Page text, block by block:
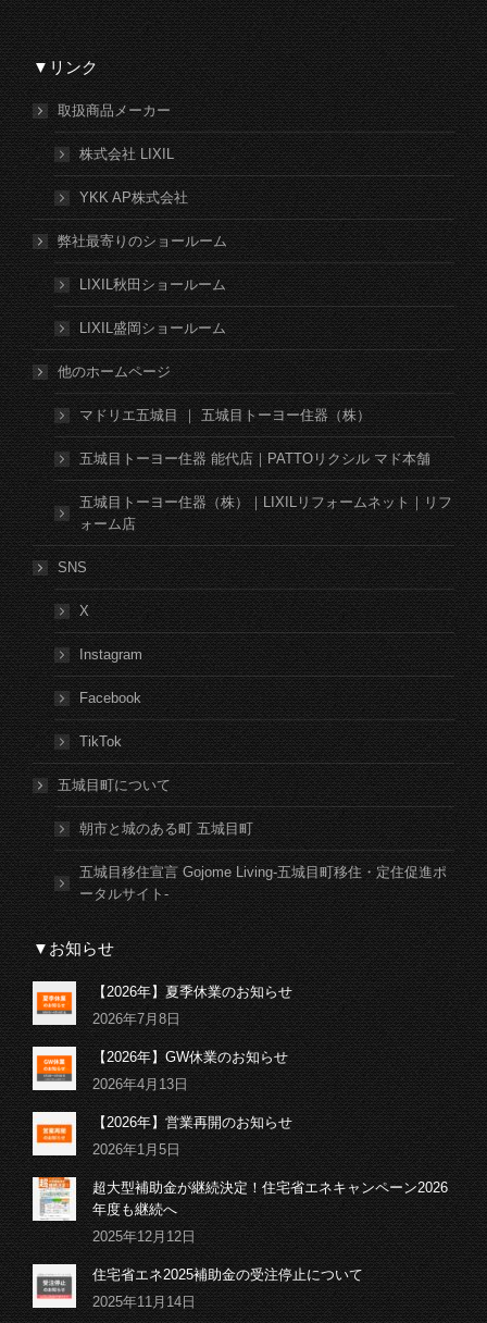
▼リンク
取扱商品メーカー
株式会社 LIXIL
YKK AP株式会社
弊社最寄りのショールーム
LIXIL秋田ショールーム
LIXIL盛岡ショールーム
他のホームページ
マドリエ五城目 ｜ 五城目トーヨー住器（株）
五城目トーヨー住器 能代店｜PATTOリクシル マド本舗
五城目トーヨー住器（株）｜LIXILリフォームネット｜リフ
ォーム店
SNS
X
Instagram
Facebook
TikTok
五城目町について
朝市と城のある町 五城目町
五城目移住宣言 Gojome Living-五城目町移住・定住促進ポ
ータルサイト-
▼お知らせ
【2026年】夏季休業のお知らせ
2026年7月8日
【2026年】GW休業のお知らせ
2026年4月13日
【2026年】営業再開のお知らせ
2026年1月5日
超大型補助金が継続決定！住宅省エネキャンペーン2026
年度も継続へ
2025年12月12日
住宅省エネ2025補助金の受注停止について
2025年11月14日